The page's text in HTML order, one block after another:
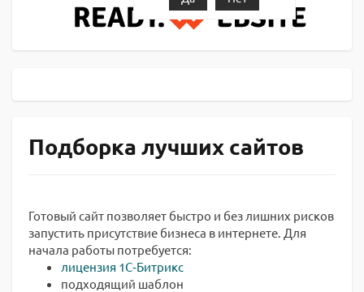
Подборка лучших сайтов
Готовый сайт позволяет быстро и без лишних рисков
запустить присутствие бизнеса в интернете. Для
начала работы потребуется:
лицензия 1С‑Битрикс
подходящий шаблон